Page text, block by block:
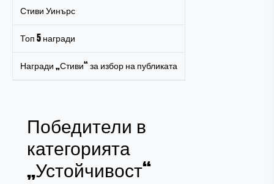
Стиви Уинърс
Топ 5 награди
Награди „Стиви“ за избор на публиката
Победители в
категорията
„Устойчивост“